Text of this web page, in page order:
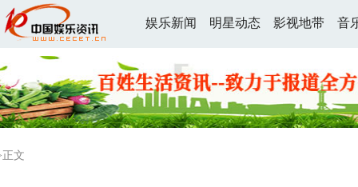
娱乐新闻 明星动态 影视地带 音
文